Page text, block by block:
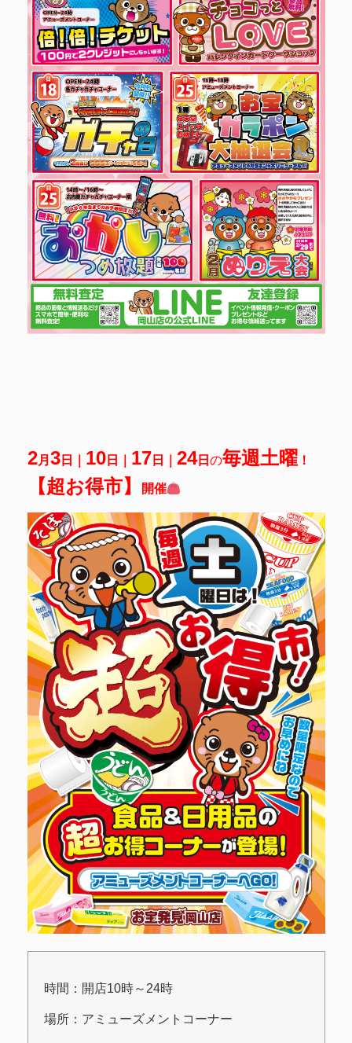
2月 3日｜ 10日｜ 17 日｜ 24日 の毎週土曜！
【超お得市】 開催
時間：開店10時～24時
場所：アミューズメントコーナー